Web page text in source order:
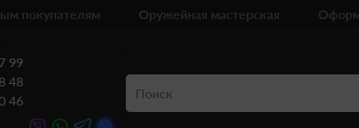
покупателям Оружейная мастерская
99
48
46